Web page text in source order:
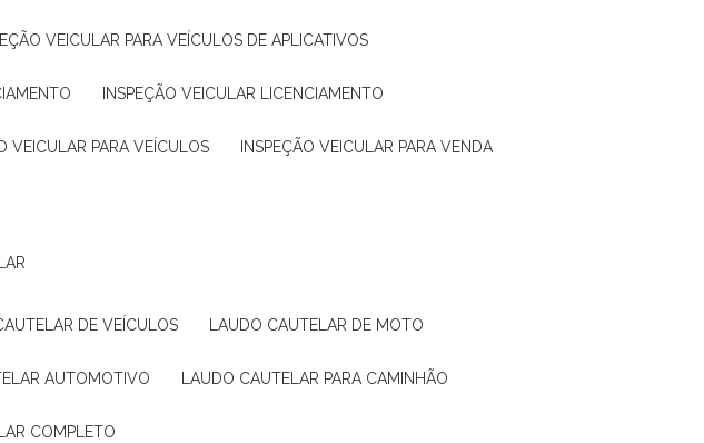
VEICULAR PARA VEÍCULOS DE APLICATIVOS
INSPEÇÃO VEICULAR LICENCIAMENTO
VEICULAR PARA VEÍCULOS INSPEÇÃO VEICULAR PARA VENDA
DE VEÍCULOS LAUDO CAUTELAR DE MOTO
AUTOMOTIVO LAUDO CAUTELAR PARA CAMINHÃO
COMPLETO